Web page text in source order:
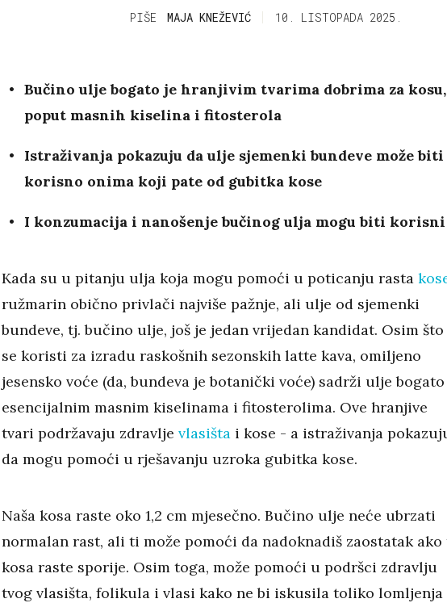
PIŠE MAJA KNEŽEVIĆ 10. LISTOPADA 2025.
Bučino ulje bogato je hranjivim tvarima dobrima za kosu,
poput masnih kiselina i fitosterola
Istraživanja pokazuju da ulje sjemenki bundeve može biti
korisno onima koji pate od gubitka kose
I konzumacija i nanošenje bučinog ulja mogu biti korisni
Kada su u pitanju ulja koja mogu pomoći u poticanju rasta
ružmarin obično privlači najviše pažnje, ali ulje od sjemenki
bundeve, tj. bučino ulje, još je jedan vrijedan kandidat. Osim što
se koristi za izradu raskošnih sezonskih latte kava, omiljeno
jesensko voće (da, bundeva je botanički voće) sadrži ulje bogato
esencijalnim masnim kiselinama i fitosterolima. Ove hranjive
tvari podržavaju zdravlje vlasišta i kose - a istraživanja
da mogu pomoći u rješavanju uzroka gubitka kose.
Naša kosa raste oko 1,2 cm mjesečno. Bučino ulje neće ubrzati
normalan rast, ali ti može pomoći da nadoknadiš zaostatak
kosa raste sporije. Osim toga, može pomoći u podršci zdravlju
tvog vlasišta, folikula i vlasi kako ne bi iskusila toliko lomljenja